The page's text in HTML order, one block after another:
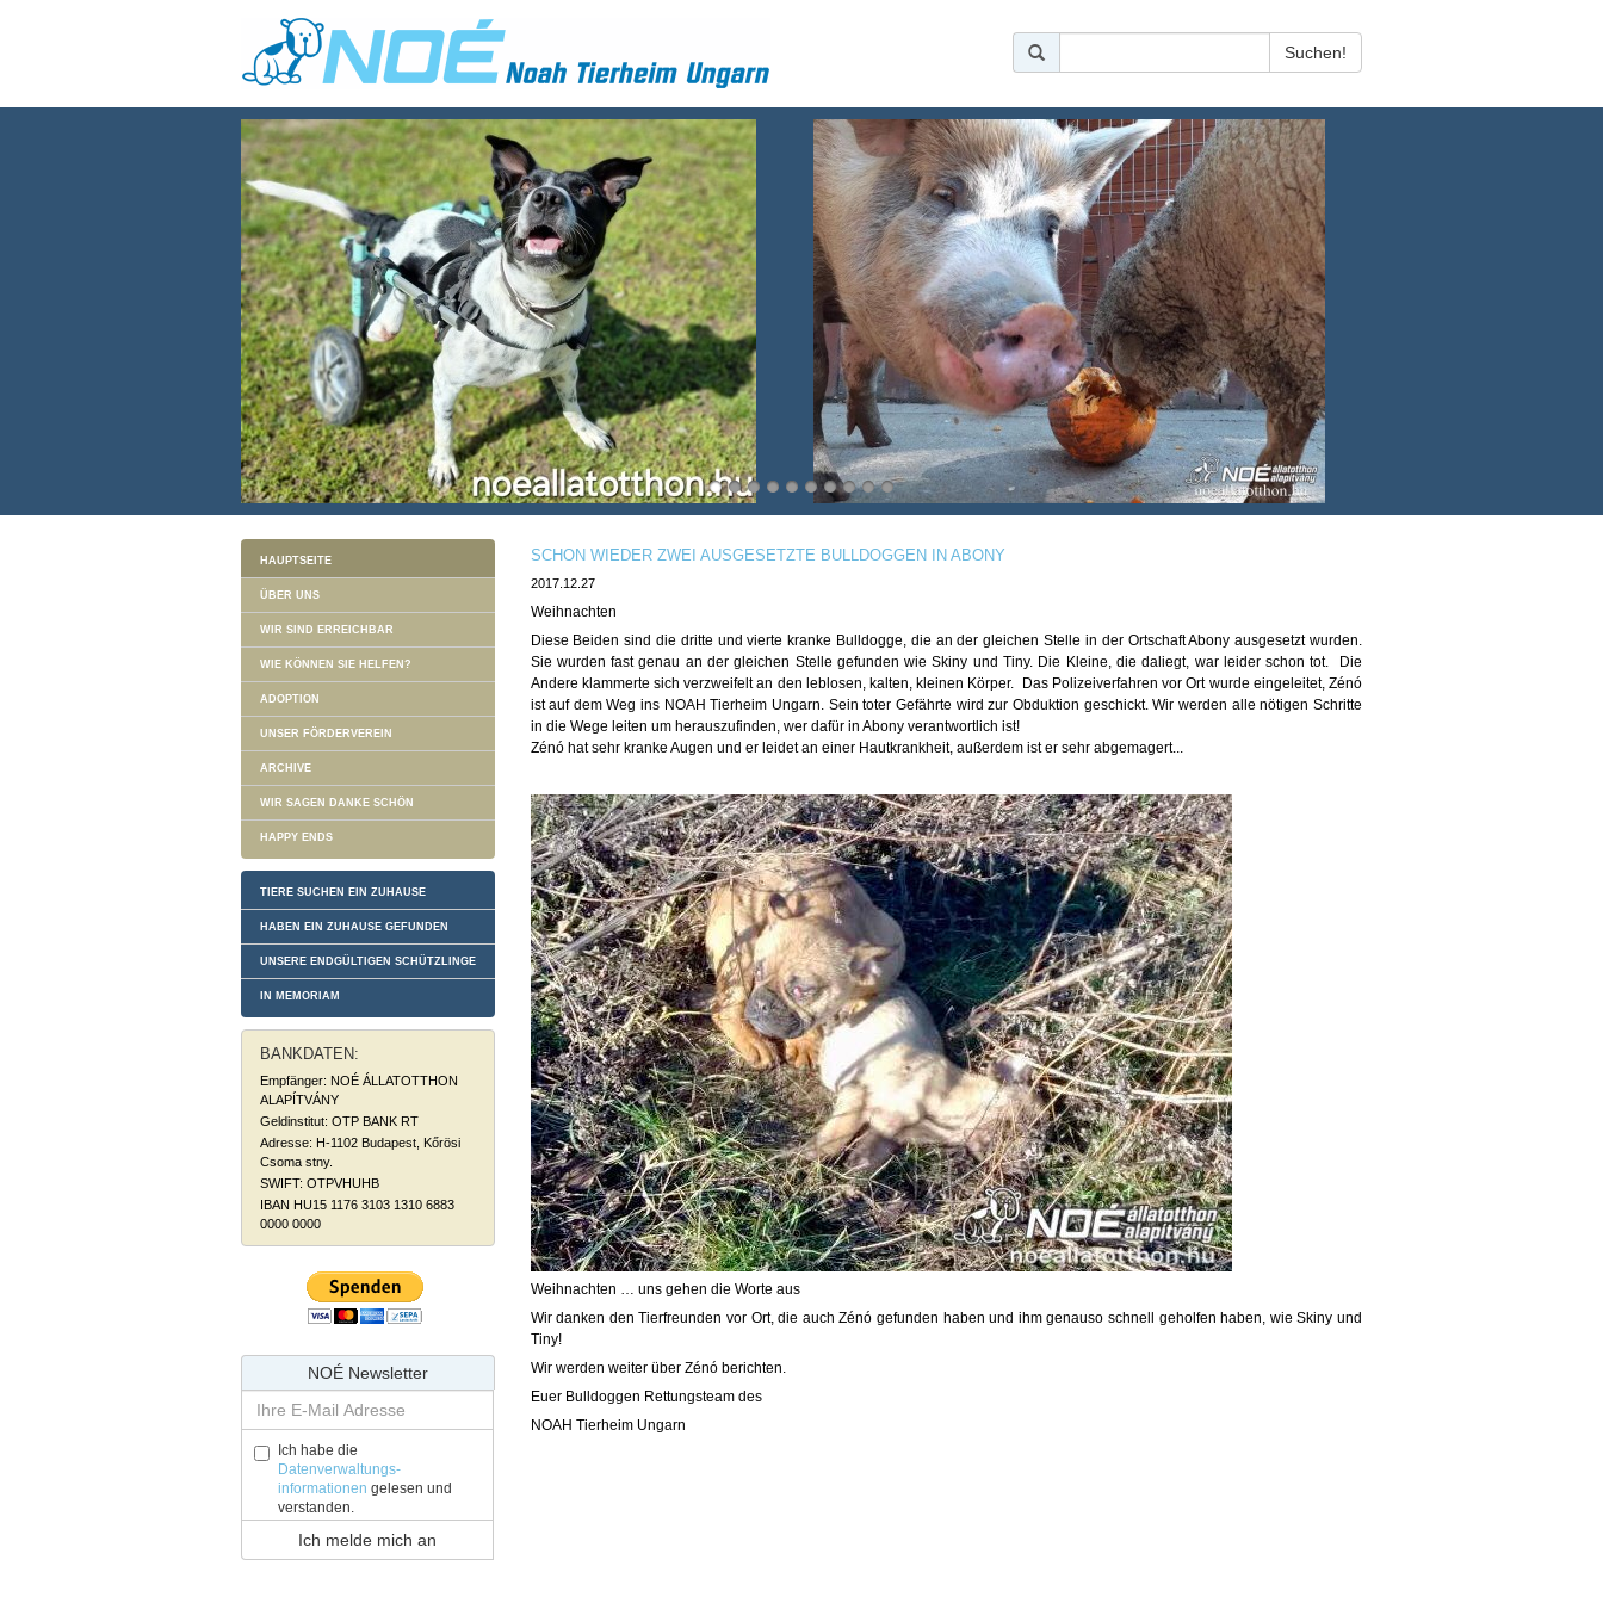
HAUPTSEITE
ÜBER UNS
WIR SIND ERREICHBAR
WIE KÖNNEN SIE HELFEN?
ADOPTION
UNSER FÖRDERVEREIN
ARCHIVE
WIR SAGEN DANKE SCHÖN
HAPPY ENDS
TIERE SUCHEN EIN ZUHAUSE
HABEN EIN ZUHAUSE GEFUNDEN
UNSERE ENDGÜLTIGEN SCHÜTZLINGE
IN MEMORIAM
BANKDATEN:
Empfänger: NOÉ ÁLLATOTTHON
ALAPÍTVÁNY
Geldinstitut: OTP BANK RT
Adresse: H-1102 Budapest, Kőrösi
Csoma stny.
SWIFT: OTPVHUHB
IBAN HU15 1176 3103 1310 6883
0000 0000
NOÉ Newsletter
Ich habe die
Datenverwaltungs-
informationen gelesen und
verstanden.
SCHON WIEDER ZWEI AUSGESETZTE BULLDOGGEN IN ABONY
2017.12.27
Weihnachten
Diese Beiden sind die dritte und vierte kranke Bulldogge, die an der gleichen Stelle in der Ortschaft Abony ausgesetzt wurden.
Sie wurden fast genau an der gleichen Stelle gefunden wie Skiny und Tiny. Die Kleine, die daliegt, war leider schon tot.
Die
Andere klammerte sich verzweifelt an den leblosen, kalten, kleinen Körper.
Das Polizeiverfahren vor Ort wurde eingeleitet, Zénó
ist auf dem Weg ins NOAH Tierheim Ungarn. Sein toter Gefährte wird zur Obduktion geschickt. Wir werden alle nötigen Schritte
in die Wege leiten um herauszufinden, wer dafür in Abony verantwortlich ist!
Zénó hat sehr kranke Augen und er leidet an einer Hautkrankheit, außerdem ist er sehr abgemagert...
Weihnachten … uns gehen die Worte aus
Wir danken den Tierfreunden vor Ort, die auch Zénó gefunden haben und ihm genauso schnell geholfen haben, wie Skiny und
Tiny!
Wir werden weiter über Zénó berichten.
Euer Bulldoggen Rettungsteam des
NOAH Tierheim Ungarn